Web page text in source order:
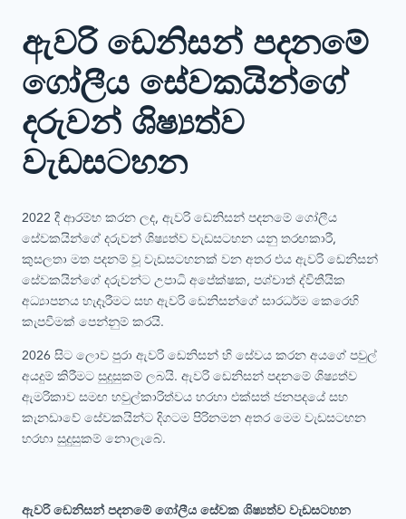
ඇවරි ඩෙනිසන් පදනමේ
ගෝලීය සේවකයින්ගේ
දරුවන් ශිෂ්‍යත්ව
වැඩසටහන
2022 දී ආරම්භ කරන ලද, ඇවරි ඩෙනිසන් පදනමේ ගෝලීය
සේවකයින්ගේ දරුවන් ශිෂ්‍යත්ව වැඩසටහන යනු තරඟකාරී,
කුසලතා මත පදනම් වූ වැඩසටහනක් වන අතර එය ඇවරි ඩෙනිසන්
සේවකයින්ගේ දරුවන්ට උපාධි අපේක්ෂක, පශ්චාත් ද්විතීයික
අධ්‍යාපනය හැදෑරීමට සහ ඇවරි ඩෙනිසන්ගේ සාරධර්ම කෙරෙහි
කැපවීමක් පෙන්නුම් කරයි.
2026 සිට ලොව පුරා ඇවරි ඩෙනිසන් හි සේවය කරන අයගේ පවුල්
අයදුම් කිරීමට සුදුසුකම් ලබයි. ඇවරි ඩෙනිසන් පදනමේ ශිෂ්‍යත්ව
ඇමරිකාව සමඟ හවුල්කාරිත්වය හරහා එක්සත් ජනපදයේ සහ
කැනඩාවේ සේවකයින්ට දිගටම පිරිනමන අතර මෙම වැඩසටහන
හරහා සුදුසුකම් නොලැබේ.
ඇවරි ඩෙනිසන් පදනමේ ගෝලීය සේවක ශිෂ්‍යත්ව වැඩසටහන